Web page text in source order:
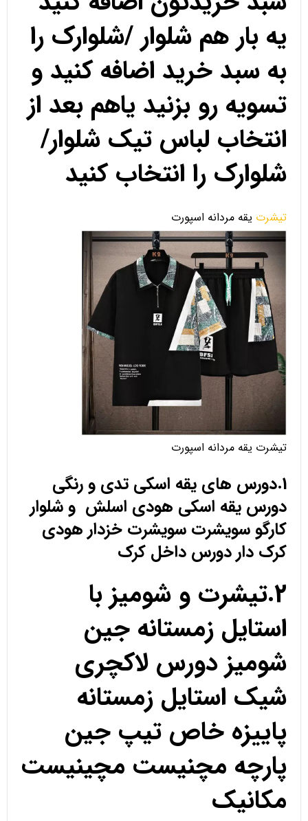
یه بار هم شلوار /شلوارک را
به سبد خرید اضافه کنید و
تسویه رو بزنید یاهم بعد از
انتخاب لباس تیک شلوار/
شلوارک را انتخاب کنید
تیشرت یقه مردانه اسپورت
تیشرت یقه مردانه اسپورت
1.دورس های یقه اسکی تدی و رنگی
دورس یقه اسکی هودی اسلش و شلوار
کارگو سویشرت سویشرت خزدار هودی
کرک دار دورس داخل کرک
2.تیشرت و شومیز با
استایل زمستانه جین
شومیز دورس لاکچری
شیک استایل زمستانه
پاییزه خاص تیپ جین
پارچه مچنیست مچینیست
مکانیک